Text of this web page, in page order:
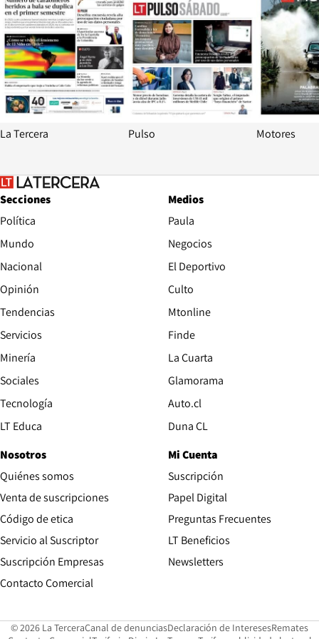
La Tercera Pulso Motores
Secciones
Política
Mundo
Nacional
Opinión
Tendencias
Servicios
Minería
Sociales
Tecnología
LT Educa
Medios
Paula
Negocios
El Deportivo
Culto
Mtonline
Finde
La Cuarta
Glamorama
Auto.clOpens in new window
Duna CLOpens in new window
Nosotros
Quiénes somos
Venta de suscripciones
Código de etica Opens in new window
Servicio al Suscriptor
Suscripción Empresas
Contacto ComercialOpens in new window
Mi Cuenta
Suscripción
Papel DigitalOpens in new
Preguntas Frecuentes
LT Beneficios
Newsletters
© 2026 La TerceraCanal de denunciasOpens in new window
Declaración de InteresesOpens in
Remates